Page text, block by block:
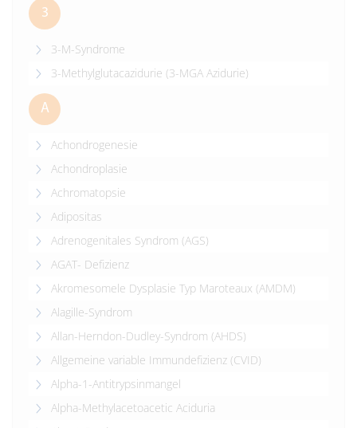
3
3-M-Syndrome
3-Methylglutacazidurie (3-MGA Azidurie)
A
Achondrogenesie
Achondroplasie
Achromatopsie
Adipositas
Adrenogenitales Syndrom (AGS)
AGAT- Defizienz
Akromesomele Dysplasie Typ Maroteaux (AMDM)
Alagille-Syndrom
Allan-Herndon-Dudley-Syndrom (AHDS)
Allgemeine variable Immundefizienz (CVID)
Alpha-1-Antitrypsinmangel
Alpha-Methylacetoacetic Aciduria